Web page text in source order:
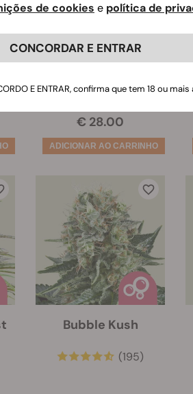
GOAT'lato Auto
€ 28.00
Bubble Kush
(195)
de cookies e política de
CONCORDAR E ENTRAR
E ENTRAR, confirma que tem 18 ou mais